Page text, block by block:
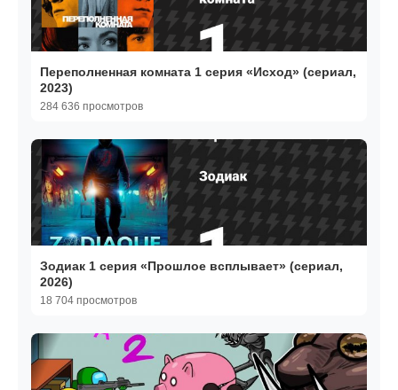
Переполненная комната 1 серия «Исход» (сериал,
2023)
284 636 просмотров
Зодиак 1 серия «Прошлое всплывает» (сериал,
2026)
18 704 просмотров